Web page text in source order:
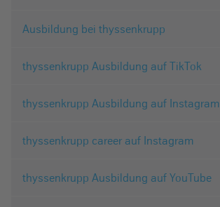
Ausbildung bei thyssenkrupp
thyssenkrupp Ausbildung auf TikTok
thyssenkrupp Ausbildung auf Instagram
thyssenkrupp career auf Instagram
thyssenkrupp Ausbildung auf YouTube